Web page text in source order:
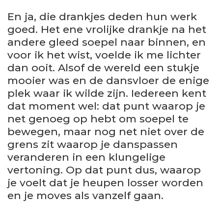
En ja, die drankjes deden hun werk
goed. Het ene vrolijke drankje na het
andere gleed soepel naar binnen, en
voor ik het wist, voelde ik me lichter
dan ooit. Alsof de wereld een stukje
mooier was en de dansvloer de enige
plek waar ik wilde zijn. Iedereen kent
dat moment wel: dat punt waarop je
net genoeg op hebt om soepel te
bewegen, maar nog net niet over de
grens zit waarop je danspassen
veranderen in een klungelige
vertoning. Op dat punt dus, waarop
je voelt dat je heupen losser worden
en je moves als vanzelf gaan.